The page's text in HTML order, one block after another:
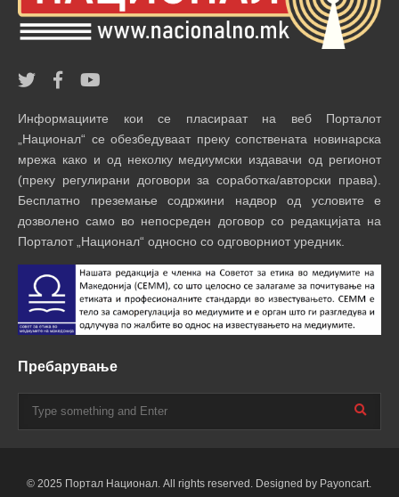
Информациите кои се пласираат на веб Порталот
„Национал“ се обезбедуваат преку сопствената новинарска
мрежа како и од неколку медиумски издавачи од регионот
(преку регулирани договори за соработка/авторски права).
Бесплатно преземање содржини надвор од условите е
дозволено само во непосреден договор со редакцијата на
Порталот „Национал“ односно со одговорниот уредник.
Пребарување
© 2025 Портал Национал. All rights reserved. Designed by Payoncart.